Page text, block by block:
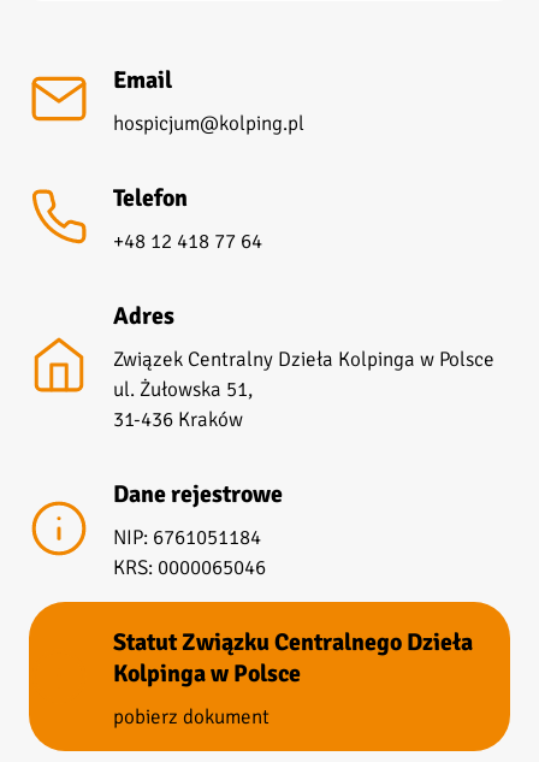
Email
hospicjum@kolping.pl
Telefon
+48 12 418 77 64
Adres
Związek Centralny Dzieła Kolpinga w Polsce
ul. Żułowska 51,
31-436 Kraków
Dane rejestrowe
NIP: 6761051184
KRS: 0000065046
Statut Związku Centralnego Dzieła
Kolpinga w Polsce
pobierz dokument